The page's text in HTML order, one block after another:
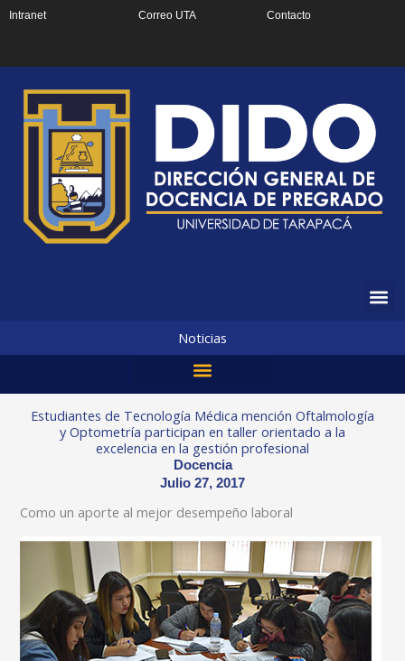
Intranet Correo UTA Contacto
Noticias
Estudiantes de Tecnología Médica mención Oftalmología
y Optometría participan en taller orientado a la
excelencia en la gestión profesional
Docencia
Julio 27, 2017
Como un aporte al mejor desempeño laboral